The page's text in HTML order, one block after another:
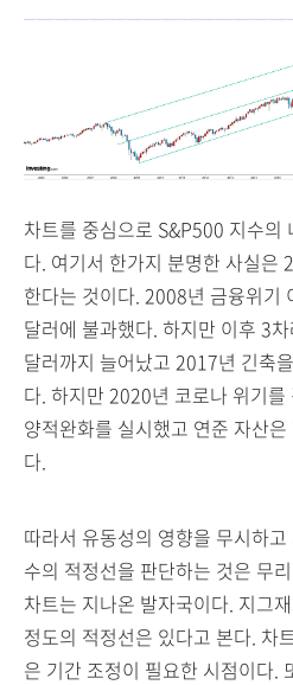
차트를 중심으로 S&P500 지수의
다. 여기서 한가지 분명한 사실은
한다는 것이다. 2008년 금융위기
달러에 불과했다. 하지만 이후 3
달러까지 늘어났고 2017년 긴축
다. 하지만 2020년 코로나 위기
양적완화를 실시했고 연준 자산
다.
따라서 유동성의 영향을 무시하
수의 적정선을 판단하는 것은 무
차트는 지나온 발자국이다. 지그
정도의 적정선은 있다고 본다. 차
은 기간 조정이 필요한 시점이다.